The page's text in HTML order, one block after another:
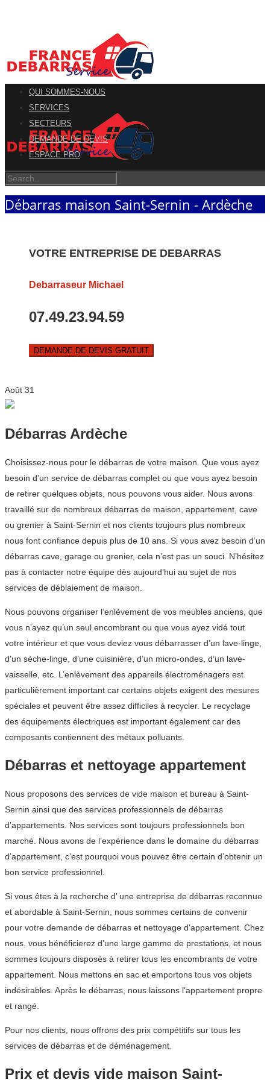
QUI SOMMES-NOUS
SERVICES
SECTEURS
DEMANDE DE DEVIS
ESPACE PRO
Débarras maison Saint-Sernin - Ardèche
VOTRE ENTREPRISE DE DEBARRAS
Debarraseur Michael
07.49.23.94.59
DEMANDE DE DEVIS GRATUIT
Août 31
Débarras Ardèche
Choisissez-nous pour le débarras de votre maison. Que vous ayez
besoin d’un service de débarras complet ou que vous ayez besoin
de retirer quelques objets, nous pouvons vous aider. Nous avons
travaillé sur de nombreux débarras de maison, appartement, cave
ou grenier à Saint-Sernin et nos clients toujours plus nombreux
nous font confiance depuis plus de 10 ans. Si vous avez besoin d’un
débarras cave, garage ou grenier, cela n’est pas un souci. N’hésitez
pas à contacter notre équipe dès aujourd’hui au sujet de nos
services de déblaiement de maison.
Nous pouvons organiser l’enlèvement de vos meubles anciens, que
vous n’ayez qu’un seul encombrant ou que vous ayez vidé tout
votre intérieur et que vous deviez vous débarrasser d’un lave-linge,
d’un sèche-linge, d’une cuisinière, d’un micro-ondes, d’un lave-
vaisselle, etc. L’enlèvement des appareils électroménagers est
particulièrement important car certains objets exigent des mesures
spéciales et peuvent être assez difficiles à recycler. Le recyclage
des équipements électriques est important également car des
composants contiennent des métaux polluants.
Débarras et nettoyage appartement
Nous proposons des services de vide maison et bureau à Saint-
Sernin ainsi que des services professionnels de débarras
d’appartements. Nos services sont toujours professionnels bon
marché. Nous avons de l’expérience dans le domaine du débarras
d’appartement, c’est pourquoi vous pouvez être certain d’obtenir un
bon service professionnel.
Si vous êtes à la recherche d’ une entreprise de débarras reconnue
et abordable à Saint-Sernin, nous sommes certains de convenir
pour votre demande de débarras et nettoyage d’appartement. Chez
nous, vous bénéficierez d’une large gamme de prestations, et nous
sommes toujours disposés à retirer tous les encombrants de votre
appartement. Nous mettons en sac et emportons tous vos objets
indésirables. Après le débarras, nous laissons l’appartement propre
et rangé.
Pour nos clients, nous offrons des prix compétitifs sur tous les
services de débarras et de déménagement.
Prix et devis vide maison Saint-